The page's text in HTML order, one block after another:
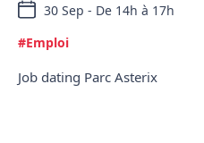
30 Sep - De 14h à 17h
#Emploi
Job dating Parc Asterix